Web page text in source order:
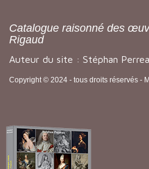
Catalogue raisonné des
Rigaud
Auteur du site : Stéphan
Copyright © 2024 - tous droits réservés -